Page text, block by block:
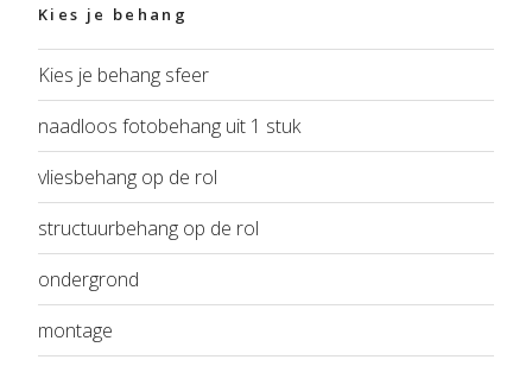
Kies je behang
Kies je behang sfeer
naadloos fotobehang uit 1 stuk
vliesbehang op de rol
structuurbehang op de rol
ondergrond
montage